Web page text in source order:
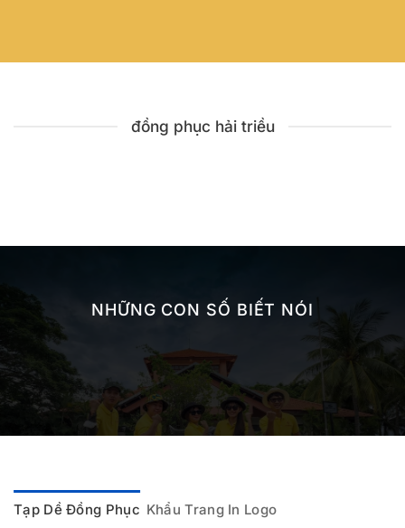
đồng phục hải triều
NHỮNG CON SỐ BIẾT NÓI
Tạp Dề Đồng Phục Khẩu Trang In Logo